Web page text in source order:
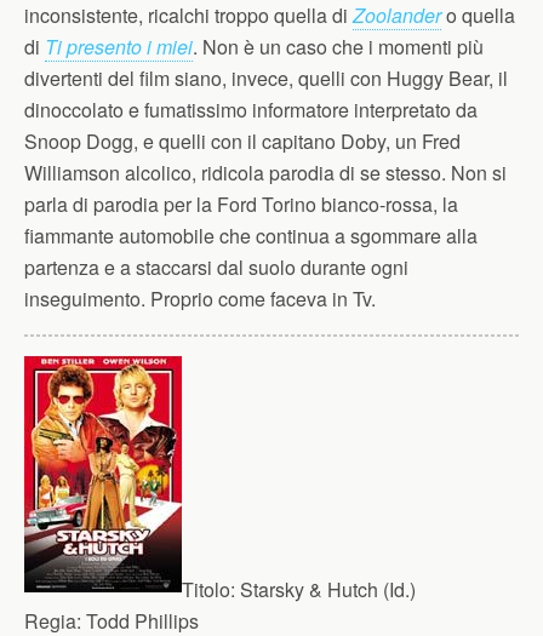
inconsistente, ricalchi troppo quella diZoolandero quella
di Ti presento i miei. Non è un caso che i momenti più
divertenti del film siano, invece, quelli con Huggy Bear, il
dinoccolato e fumatissimo informatore interpretato da
Snoop Dogg, e quelli con il capitano Doby, un Fred
Williamson alcolico, ridicola parodia di se stesso. Non si
parla di parodia per la Ford Torino bianco-rossa, la
fiammante automobile che continua a sgommare alla
partenza e a staccarsi dal suolo durante ogni
inseguimento. Proprio come faceva in Tv.
Titolo: Starsky & Hutch (Id.)
Regia: Todd Phillips